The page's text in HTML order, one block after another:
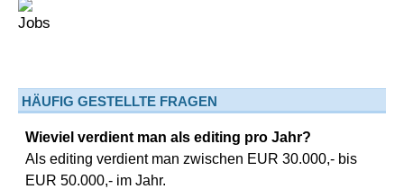
HÄUFIG GESTELLTE FRAGEN
Wieviel verdient man als editing pro Jahr?
Als editing verdient man zwischen EUR 30.000,- bis
EUR 50.000,- im Jahr.